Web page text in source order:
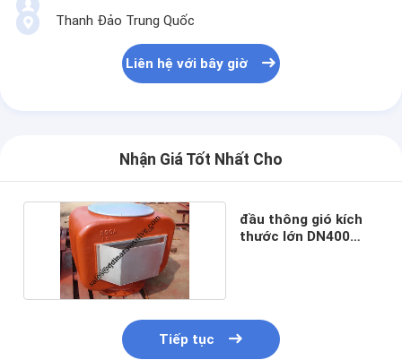
Thanh Đảo Trung Quốc
Liên hệ với bây giờ
Nhận Giá Tốt Nhất Cho
đầu thông gió kích
thước lớn DN400
Tiếp tục